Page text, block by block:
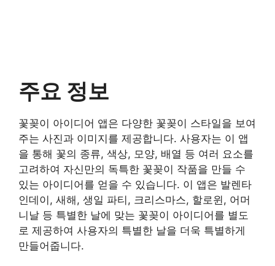
주요 정보
꽃꽂이 아이디어 앱은 다양한 꽃꽂이 스타일을 보여
주는 사진과 이미지를 제공합니다. 사용자는 이 앱
을 통해 꽃의 종류, 색상, 모양, 배열 등 여러 요소를
고려하여 자신만의 독특한 꽃꽂이 작품을 만들 수
있는 아이디어를 얻을 수 있습니다. 이 앱은 발렌타
인데이, 새해, 생일 파티, 크리스마스, 할로윈, 어머
니날 등 특별한 날에 맞는 꽃꽂이 아이디어를 별도
로 제공하여 사용자의 특별한 날을 더욱 특별하게
만들어줍니다.